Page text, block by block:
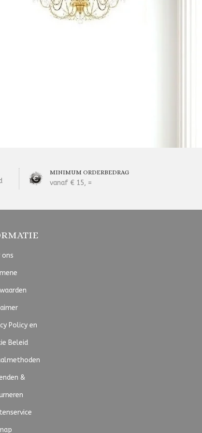
MINIMUM ORDERBEDRAG
vanaf € 15, =
ons
Policy en
Beleid
&